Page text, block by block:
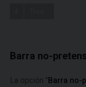
Barra no-
La opción "Barra no-